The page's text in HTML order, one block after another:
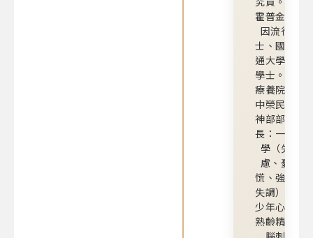
霍普金斯大
因流行病
士、國立陽
通大學醫學
學士。曾任
療養院院長
中榮民總醫
神部部主任
長：一般精
學（失眠
慮、憂鬱
慌、強迫、
失調）、兒
少年心智醫
熟齡精神醫